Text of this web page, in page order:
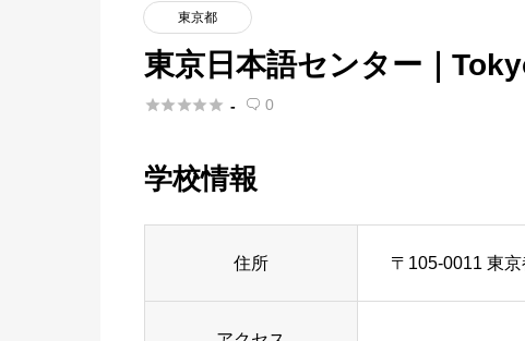
東京都
東京日本語センター｜
 -  0
学校情報
住所 〒105-0011 東